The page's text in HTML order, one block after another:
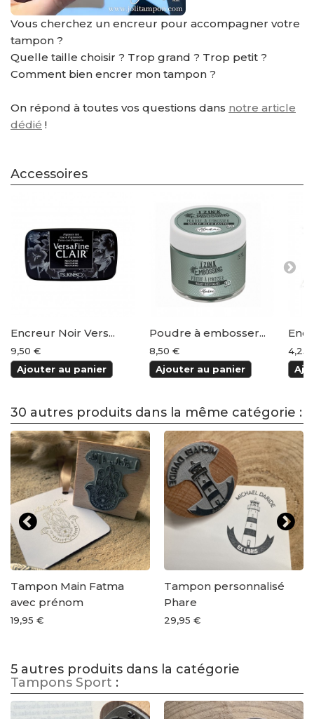
Vous cherchez un encreur pour accompagner votre
tampon ?
Quelle taille choisir ? Trop grand ? Trop petit ?
Comment bien encrer mon tampon ?
On répond à toutes vos questions dans notre article
dédié !
Accessoires
Encreur Noir Vers...
9,50 €
Ajouter au panier
Poudre à embosser...
8,50 €
Ajouter au panier
4,25
30 autres produits dans la même catégorie :
Tampon Main Fatma
avec prénom
19,95 €
Tampon personnalisé
Phare
29,95 €
5 autres produits dans la catégorie
Tampons Sport :